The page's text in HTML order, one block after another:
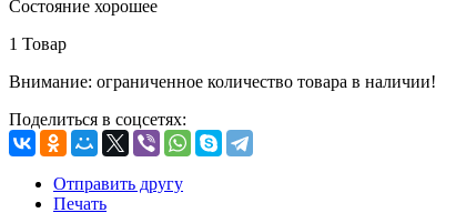
Состояние хорошее
1 Товар
Внимание: ограниченное количество товара в наличии!
Поделиться в соцсетях:
Отправить другу
Печать